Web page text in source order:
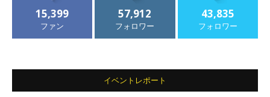
15,399
ファン
57,912
フォロワー
43,835
フォロワー
イベントレポート